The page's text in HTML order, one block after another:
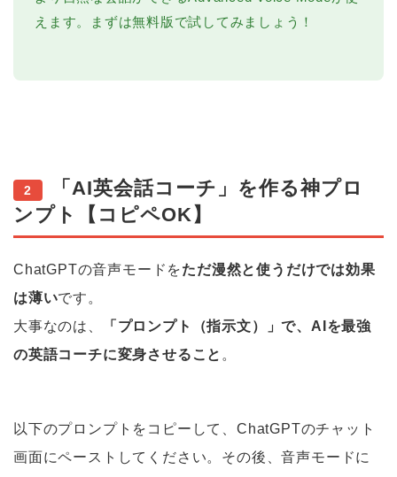
えます。まずは無料版で試してみましょう！
2
「AI英会話コーチ」を作る神プロ
ンプト【コピペOK】
ChatGPTの音声モードをただ漫然と使うだけでは効果
は薄いです。
大事なのは、
「プロンプト（指示文）」で、AIを最強
の英語コーチに変身させること 。
以下のプロンプトをコピーして、ChatGPTのチャット
画面にペーストしてください。その後、音声モードに